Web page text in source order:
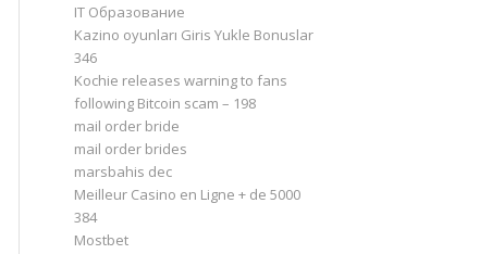
IT Образование
Kazino oyunları Giris Yukle Bonuslar
346
Kochie releases warning to fans
following Bitcoin scam – 198
mail order bride
mail order brides
marsbahis dec
Meilleur Casino en Ligne + de 5000
384
Mostbet